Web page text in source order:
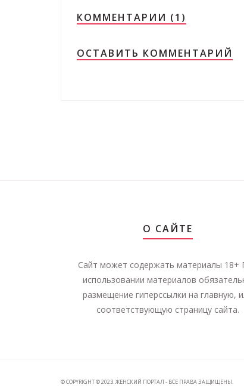
КОММЕНТАРИИ (1)
ОСТАВИТЬ КОММЕНТАРИЙ
О САЙТЕ
Сайт может содержать материалы 18+
использовании материалов
размещение гиперссылки на главную,
соответствующую страницу сайта.
© COPYRIGHT © 2023. ЖЕНСКИЙ ПОРТАЛ - ВСЕ ПРАВА ЗАЩИЩЕНЫ.